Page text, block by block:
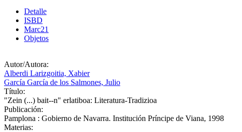
Detalle
ISBD
Marc21
Objetos
Autor/Autora:
Alberdi Larizgoitia, Xabier
García García de los Salmones, Julio
Título:
"Zein (...) bait--n" erlatiboa: Literatura-Tradizioa
Publicación:
Pamplona : Gobierno de Navarra. Institución Príncipe de Viana, 1998
Materias: